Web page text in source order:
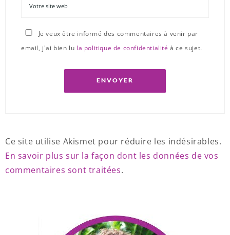
Je veux être informé des commentaires à venir par
email, j'ai bien lu la politique de confidentialité à ce sujet.
Ce site utilise Akismet pour réduire les indésirables.
En savoir plus sur la façon dont les données de vos
commentaires sont traitées.